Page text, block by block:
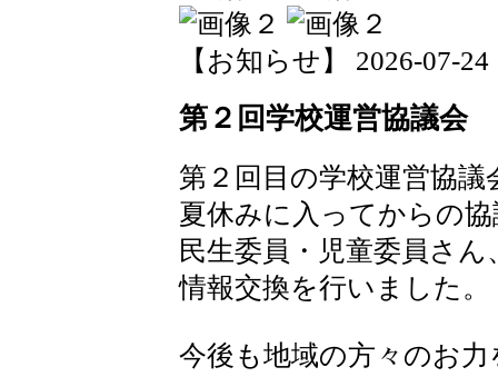
【お知らせ】 2026-07-24
第２回学校運営協議会
第２回目の学校運営協
夏休みに入ってからの
民生委員・児童委員さ
情報交換を行いました。
今後も地域の方々のお